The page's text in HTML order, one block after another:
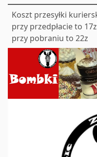
Koszt przesyłki
przy przedpłacie to
przy pobraniu to 22z